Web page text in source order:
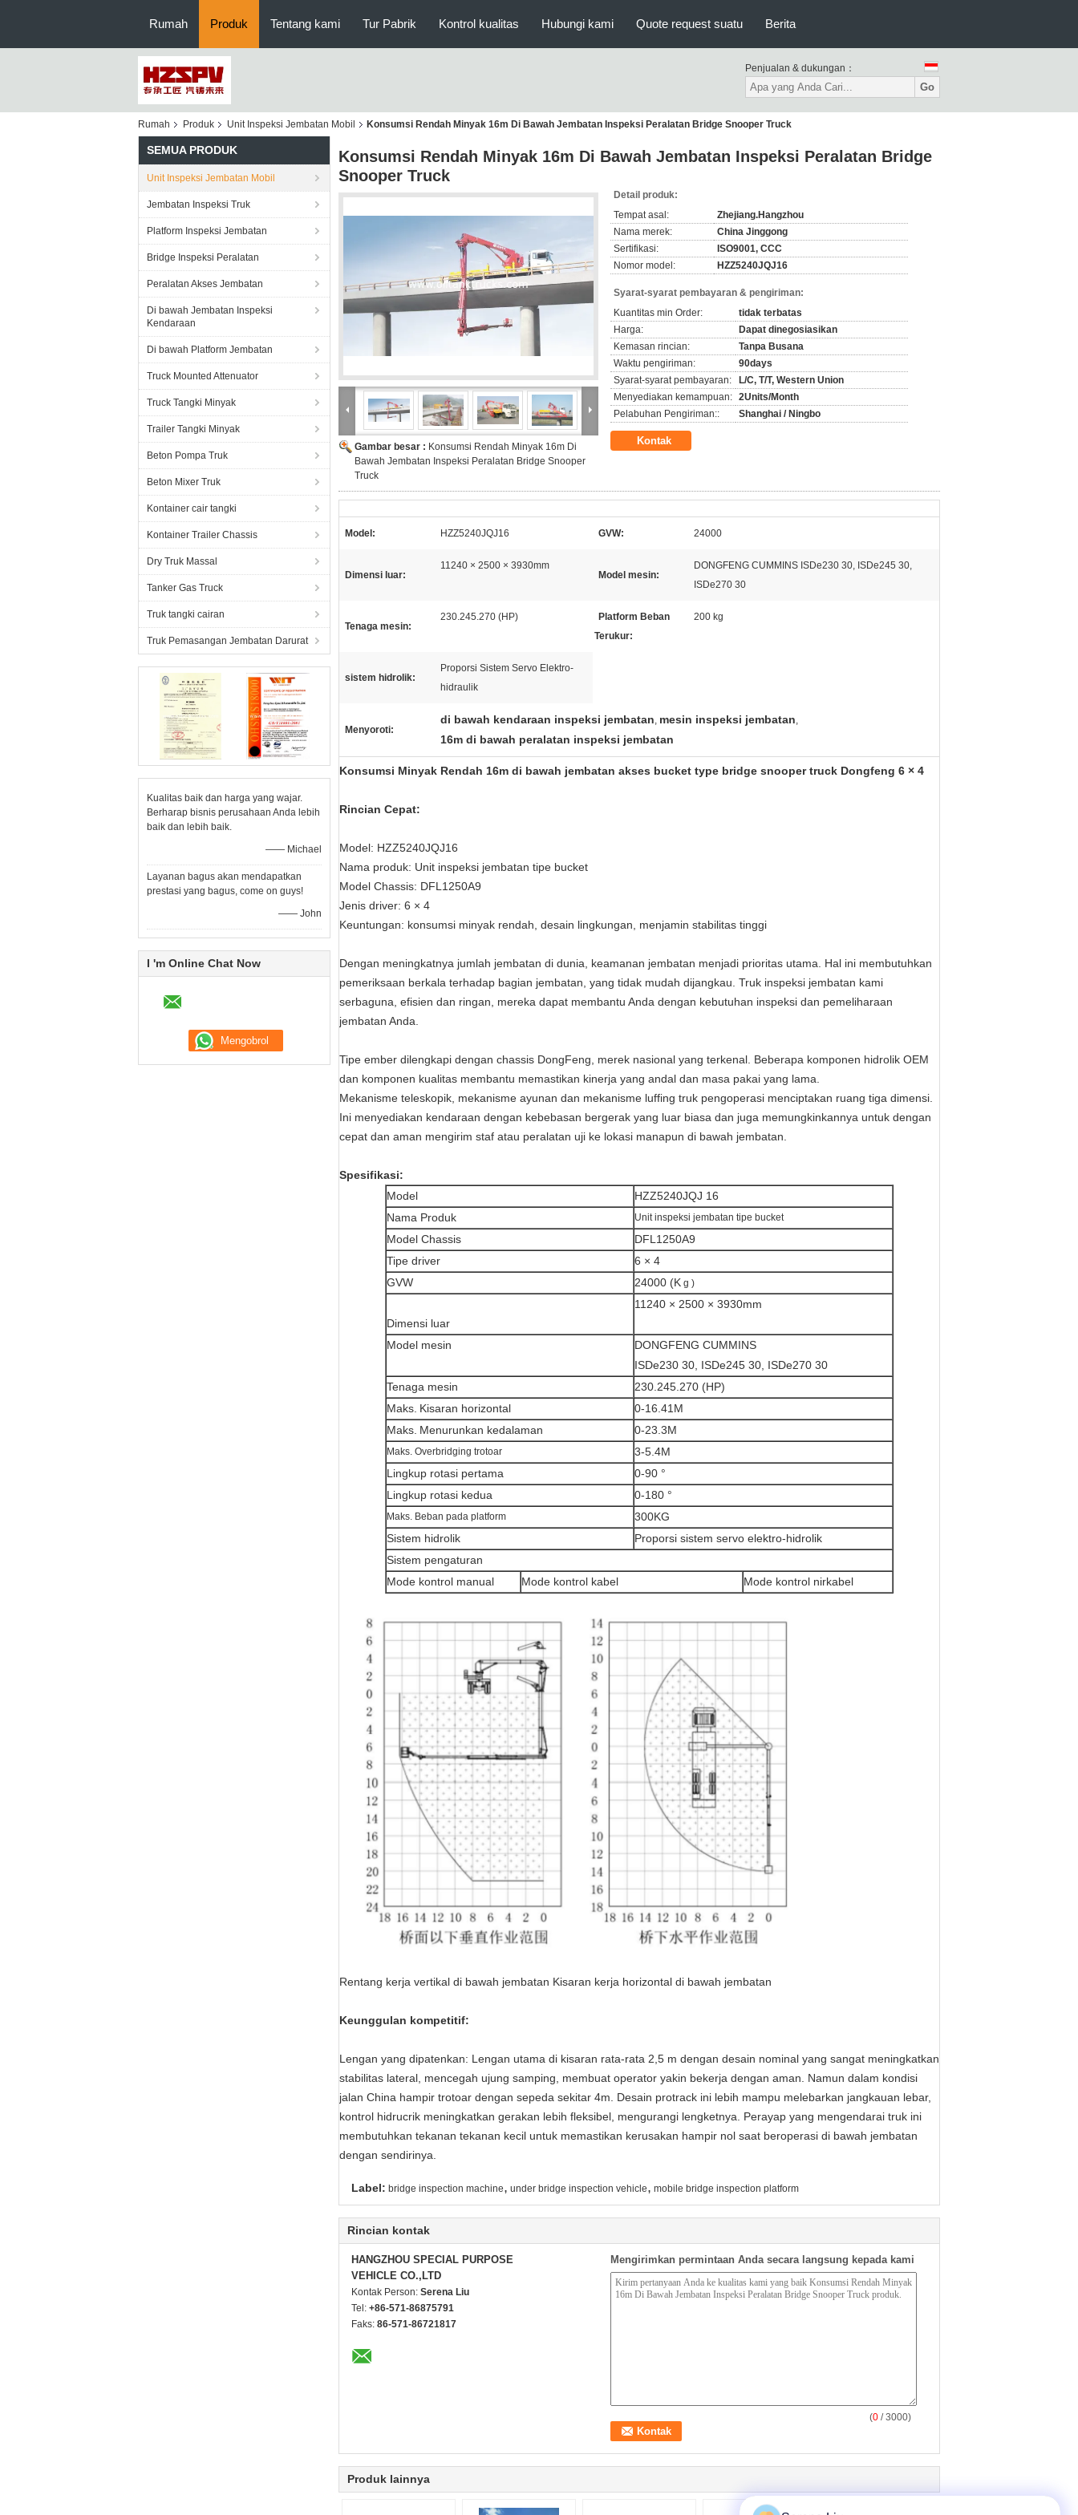
Rumah Produk Tentang kami Tur Pabrik Kontrol kualitas Hubungi kami Quote request suatu Berita
Penjualan & dukungan：
Go
Rumah Produk Unit Inspeksi Jembatan Mobil Konsumsi Rendah Minyak 16m Di Bawah Jembatan Inspeksi Peralatan Bridge Snooper Truck
SEMUA PRODUK
Unit Inspeksi Jembatan Mobil
Jembatan Inspeksi Truk
Platform Inspeksi Jembatan
Bridge Inspeksi Peralatan
Peralatan Akses Jembatan
Di bawah Jembatan Inspeksi
Kendaraan
Di bawah Platform Jembatan
Truck Mounted Attenuator
Truck Tangki Minyak
Trailer Tangki Minyak
Beton Pompa Truk
Beton Mixer Truk
Kontainer cair tangki
Kontainer Trailer Chassis
Dry Truk Massal
Tanker Gas Truck
Truk tangki cairan
Truk Pemasangan Jembatan Darurat
Kualitas baik dan harga yang wajar.
Berharap bisnis perusahaan Anda lebih
baik dan lebih baik.
—— Michael
Layanan bagus akan mendapatkan
prestasi yang bagus, come on guys!
—— John
I 'm Online Chat Now
Konsumsi Rendah Minyak 16m Di Bawah Jembatan Inspeksi Peralatan Bridge
Snooper Truck
Gambar besar : Konsumsi Rendah Minyak 16m Di
Bawah Jembatan Inspeksi Peralatan Bridge Snooper
Truck
Detail produk:
Tempat asal:
Zhejiang.Hangzhou
Nama merek:
China Jinggong
Sertifikasi:
ISO9001, CCC
Nomor model:
HZZ5240JQJ16
Syarat-syarat pembayaran & pengiriman:
Kuantitas min Order:
tidak terbatas
Harga:
Dapat dinegosiasikan
Kemasan rincian:
Tanpa Busana
Waktu pengiriman:
90days
Syarat-syarat pembayaran:
L/C, T/T, Western Union
Menyediakan kemampuan: 2Units/Month
Pelabuhan Pengiriman::
Shanghai / Ningbo
Kontak
Model: HZZ5240JQJ16 GVW: 24000
Dimensi luar:
11240 × 2500 × 3930mm
Model mesin:
DONGFENG CUMMINS ISDe230 30, ISDe245 30,
ISDe270 30
Tenaga mesin:
230.245.270 (HP)
Platform Beban
Terukur:
200 kg
sistem hidrolik:
Proporsi Sistem Servo Elektro-
hidraulik
Menyoroti:
di bawah kendaraan inspeksi jembatan, mesin inspeksi jembatan,
16m di bawah peralatan inspeksi jembatan
Konsumsi Minyak Rendah 16m di bawah jembatan akses bucket type bridge snooper truck Dongfeng 6 × 4
Rincian Cepat:
Model: HZZ5240JQJ16
Nama produk: Unit inspeksi jembatan tipe bucket
Model Chassis: DFL1250A9
Jenis driver: 6 × 4
Keuntungan: konsumsi minyak rendah, desain lingkungan, menjamin stabilitas tinggi
Dengan meningkatnya jumlah jembatan di dunia, keamanan jembatan menjadi prioritas utama. Hal ini membutuhkan
pemeriksaan berkala terhadap bagian jembatan, yang tidak mudah dijangkau. Truk inspeksi jembatan kami
serbaguna, efisien dan ringan, mereka dapat membantu Anda dengan kebutuhan inspeksi dan pemeliharaan
jembatan Anda.
Tipe ember dilengkapi dengan chassis DongFeng, merek nasional yang terkenal. Beberapa komponen hidrolik OEM
dan komponen kualitas membantu memastikan kinerja yang andal dan masa pakai yang lama.
Mekanisme teleskopik, mekanisme ayunan dan mekanisme luffing truk pengoperasi menciptakan ruang tiga dimensi.
Ini menyediakan kendaraan dengan kebebasan bergerak yang luar biasa dan juga memungkinkannya untuk dengan
cepat dan aman mengirim staf atau peralatan uji ke lokasi manapun di bawah jembatan.
Spesifikasi:
Model
HZZ5240JQJ 16
Nama Produk
Unit inspeksi jembatan tipe bucket
Model Chassis
DFL1250A9
Tipe driver
6 × 4
GVW
24000 (K g )
Dimensi luar
11240 × 2500 × 3930mm
Model mesin
DONGFENG CUMMINS
ISDe230 30, ISDe245 30, ISDe270 30
Tenaga mesin
230.245.270 (HP)
Maks. Kisaran horizontal
0-16.41M
Maks. Menurunkan kedalaman 0-23.3M
Maks. Overbridging trotoar
3-5.4M
Lingkup rotasi pertama
0-90 °
Lingkup rotasi kedua
0-180 °
Maks. Beban pada platform
300KG
Sistem hidrolik
Proporsi sistem servo elektro-hidrolik
Sistem pengaturan
Mode kontrol manual
Mode kontrol kabel Mode kontrol nirkabel
Rentang kerja vertikal di bawah jembatan Kisaran kerja horizontal di bawah jembatan
Keunggulan kompetitif:
Lengan yang dipatenkan: Lengan utama di kisaran rata-rata 2,5 m dengan desain nominal yang sangat meningkatkan
stabilitas lateral, mencegah ujung samping, membuat operator yakin bekerja dengan aman.
Namun dalam kondisi
jalan China hampir trotoar dengan sepeda sekitar 4m.
Desain protrack ini lebih mampu melebarkan jangkauan lebar,
kontrol hidrucrik meningkatkan gerakan lebih fleksibel, mengurangi lengketnya.
Perayap yang mengendarai truk ini
membutuhkan tekanan tekanan kecil untuk memastikan kerusakan hampir nol saat beroperasi di bawah jembatan
dengan sendirinya.
Label: bridge inspection machine, under bridge inspection vehicle, mobile bridge inspection platform
Rincian kontak
HANGZHOU SPECIAL PURPOSE
VEHICLE CO.,LTD
Kontak Person: Serena Liu
Tel: +86-571-86875791
Faks: 86-571-86721817
Mengirimkan permintaan Anda secara langsung kepada kami
(0 / 3000)
Produk lainnya